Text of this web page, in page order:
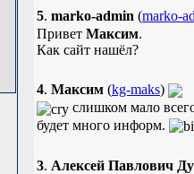
5. marko-admin (marko-
Привет Максим.
Как сайт нашёл?
4. Максим (kg-maks)
слишком мало
будет много информ.
3. Алексей Павлович